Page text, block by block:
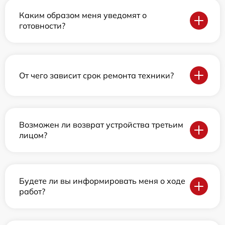
Каким образом меня уведомят о
готовности?
От чего зависит срок ремонта техники?
Возможен ли возврат устройства третьим
лицом?
Будете ли вы информировать меня о ходе
работ?